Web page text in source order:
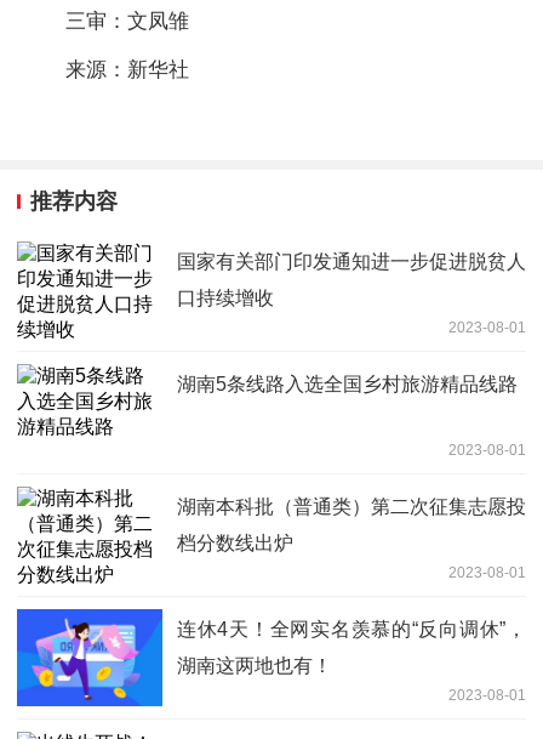
三审：文凤雏
来源：新华社
推荐内容
国家有关部门印发通知进一步促进脱贫人
口持续增收
2023-08-01
湖南5条线路入选全国乡村旅游精品线路
2023-08-01
湖南本科批（普通类）第二次征集志愿投
档分数线出炉
2023-08-01
连休4天！全网实名羡慕的“反向调休”，
湖南这两地也有！
2023-08-01